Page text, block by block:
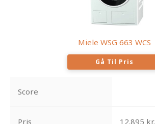
Miele WSG 663 WCS
Gå Til Pris
Score
Pris 12.895 kr.